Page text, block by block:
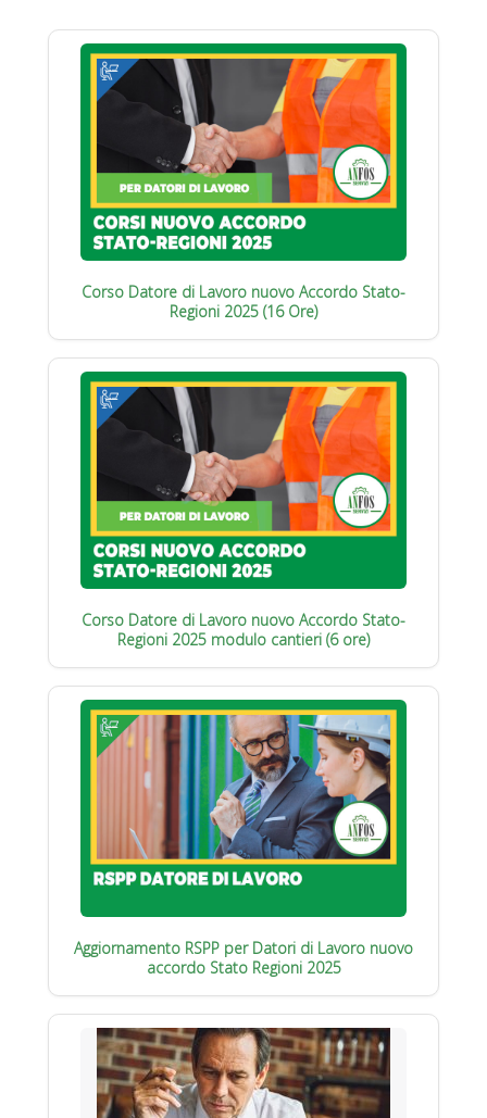
Corso Datore di Lavoro nuovo Accordo Stato-
Regioni 2025 (16 Ore)
Corso Datore di Lavoro nuovo Accordo Stato-
Regioni 2025 modulo cantieri (6 ore)
Aggiornamento RSPP per Datori di Lavoro nuovo
accordo Stato Regioni 2025